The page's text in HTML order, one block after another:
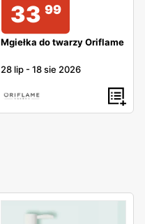
33 99
Mgiełka do twarzy Oriflame
28 lip -18 sie 2026